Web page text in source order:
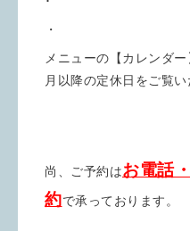
・
メニューの【カレンダ
月以降の定休日をご覧い
尚、ご予約はお電話
約で承っております。